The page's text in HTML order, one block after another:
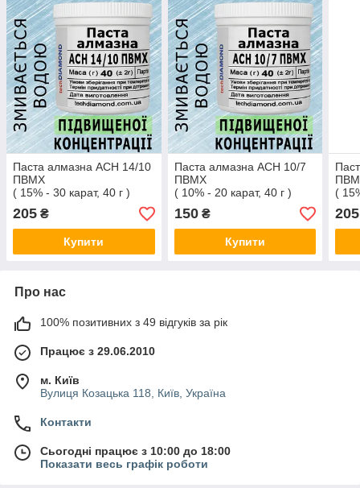
Паста алмазна АСН 14/10
ПВМХ
( 15% - 30 карат, 40 г )
205 ₴
Купити
Паста алмазна АСН 10/7
ПВМХ
( 10% - 20 карат, 40 г )
150₴
Купити
(
205
Про нас
100% позитивних з 49 відгуків за рік
Працює з 29.06.2010
м. Київ
Вулиця Козацька 118, Київ, Україна
Контакти
Сьогодні працює з 10:00 до 18:00
Показати весь графік роботи